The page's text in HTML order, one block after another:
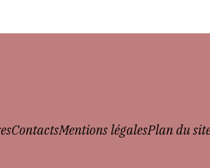
ContactsMentions légalesPlan du